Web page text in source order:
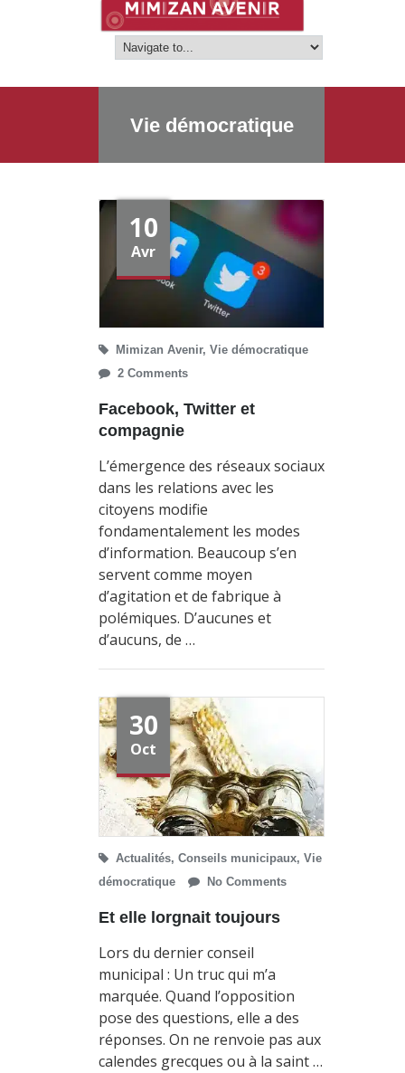
Vie démocratique
10
Avr
Mimizan Avenir, Vie démocratique
2 Comments
Facebook, Twitter et
compagnie
L’émergence des réseaux sociaux
dans les relations avec les
citoyens modifie
fondamentalement les modes
d’information. Beaucoup s’en
servent comme moyen
d’agitation et de fabrique à
polémiques. D’aucunes et
d’aucuns, de …
30
Oct
Actualités, Conseils municipaux, Vie
démocratique
No Comments
Et elle lorgnait toujours
Lors du dernier conseil
municipal : Un truc qui m’a
marquée. Quand l’opposition
pose des questions, elle a des
réponses. On ne renvoie pas aux
calendes grecques ou à la saint …